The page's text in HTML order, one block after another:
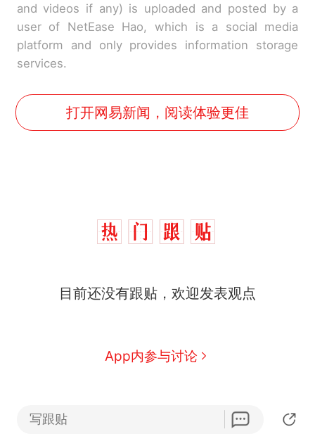
and videos if any) is uploaded and posted by a
user of NetEase Hao, which is a social media
platform and only provides information storage
services.
打开网易新闻，阅读体验更佳
目前还没有跟贴，欢迎发表观点
App内参与讨论
全部作废，公平么？
国大使骑行绕了几乎整个国境
线一圈，还曾两次到中国寻根
搬家报价570元，搬到楼下交
5060元才肯搬上楼！女子傻眼
母瘫痪 轰-6J实力有多强？
空调24小时开着反而更省电？
写跟贴